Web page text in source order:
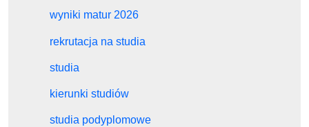
wyniki matur 2026
rekrutacja na studia
studia
kierunki studiów
studia podyplomowe